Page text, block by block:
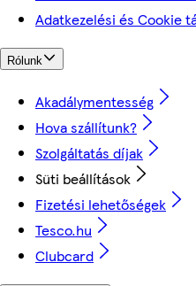
Adatkezelési és Cookie
Rólunk
Akadálymentesség
Hova szállítunk?
Szolgáltatás díjak
Süti beállítások
Fizetési lehetőségek
Tesco.hu
Clubcard